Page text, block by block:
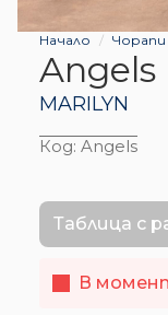
Начало
Angels
MARILYN
Код: Angels
Таблица с
В